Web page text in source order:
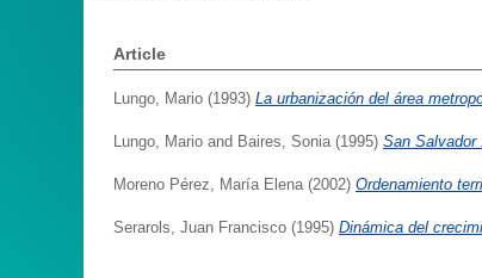
Article
Lungo, Mario (1993) La urbanización del área
Lungo, Mario and Baires, Sonia(1995) San Salvador
Moreno Pérez, María Elena (2002) Ordenamiento
Serarols, Juan Francisco (1995) Dinámica del